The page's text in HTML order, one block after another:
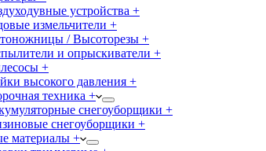
устройства +
измельчители +
/ Высоторезы +
и опрыскиватели +
+
высокого давления +
техника +
снегоуборщики +
снегоуборщики +
материалы +